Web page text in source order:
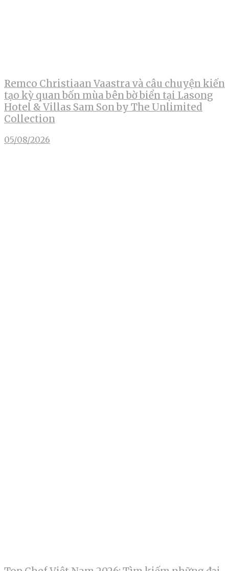
Remco Christiaan Vaastra và câu chuyện kiến
tạo kỳ quan bốn mùa bên bờ biển tại Lasong
Hotel & Villas Sam Son by The Unlimited
Collection
05/08/2026